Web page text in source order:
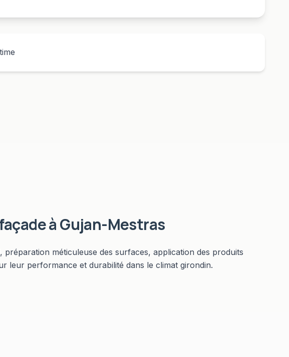
àGujan-Mestras
méticuleuse des surfaces, application des produits
leur performance et durabilité dans le climat girondin.